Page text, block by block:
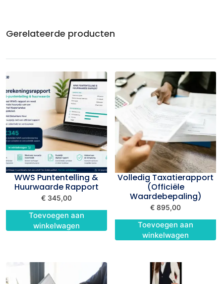
Gerelateerde producten
WWS Puntentelling &
Huurwaarde Rapport
€345,00
Toevoegen aan
winkelwagen
Volledig Taxatierapport
(Officiële
Waardebepaling)
€ 895,00
Toevoegen aan
winkelwagen